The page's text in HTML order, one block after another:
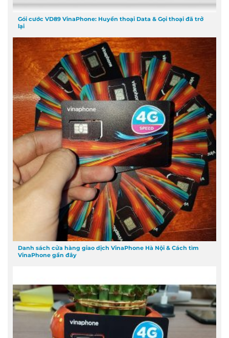
Gói cước VD89 VinaPhone: Huyền thoại Data & Gọi thoại đã trở
lại
Danh sách cửa hàng giao dịch VinaPhone Hà Nội & Cách tìm
VinaPhone gần đây